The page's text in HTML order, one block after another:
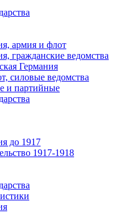
армия и флот
гражданские ведомства
Германия
силовые ведомства
и партийные
до 1917
1917-1918